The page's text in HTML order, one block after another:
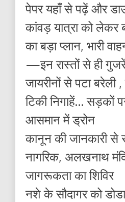
पेपर यहाँ से पढ़ें और
कांवड़ यात्रा को लेकर
का बड़ा प्लान, भारी
—इन रास्तों से ही
जायरीनों से पटा
टिकी निगाहें… सड़कों
आसमान में ड्रोन
कानून की जानकारी से
नागरिक, अलखनाथ
जागरूकता का शिविर
नशे के सौदागर को